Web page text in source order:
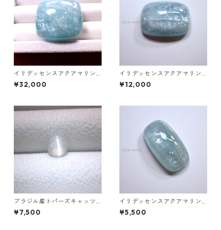
イリデッセンスアクアマリン 1
27.5ct 32.0mm*29.0mm*15.
7mm
¥32,000
イリデッセンスアクアマリン
49.3ct 28.2mm*20.8mm*9.9
mm
¥12,000
ブラジル産トパーズキャッツ
アイ ラウンドカボションルー
ス 1.6ct 6.4mm*4.3mm
¥7,500
イリデッセンスアクアマリン 2
1.9ct 24.7mm*12.9mm*7.9m
m
¥5,500